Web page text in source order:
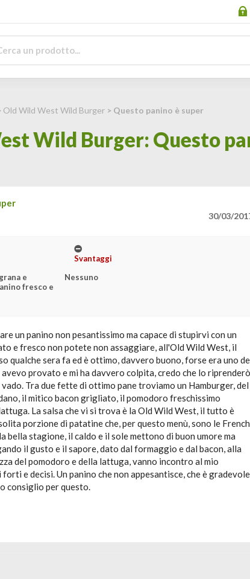
Old Wild West Wild Burger > Questo panino è super
Wild Burger: Questo
30/03/
e
fresco e
Svantaggi
Nessuno
un panino non pesantissimo ma capace di stupirvi con un
e fresco non potete non assaggiare, all'Old Wild West, il
qualche sera fa ed è ottimo, davvero buono, forse era uno
avevo provato e mi ha davvero colpita, credo che lo riprenderò
Tra due fette di ottimo pane troviamo un Hamburger, del
il mitico bacon grigliato, il pomodoro freschissimo
La salsa che vi si trova è la Old Wild West, il tutto è
porzione di patatine che, per questo menù, sono le French
bella stagione, il caldo e il sole mettono di buon umore ma
il gusto e il sapore, dato dal formaggio e dal bacon, alla
del pomodoro e della lattuga, vanno incontro al mio
e decisi. Un panino che non appesantisce, che è gradevole
consiglio per questo.